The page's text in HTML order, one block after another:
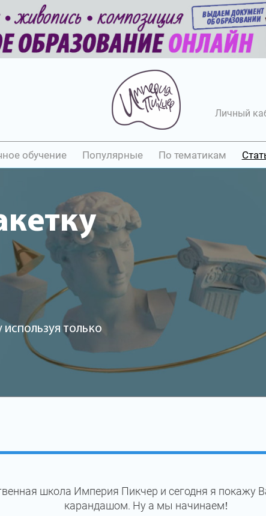
Личный
обучение Популярные По тематикам
используя только
школа Империя Пикчер и сегодня я покажу
карандашом. Ну а мы начинаем!